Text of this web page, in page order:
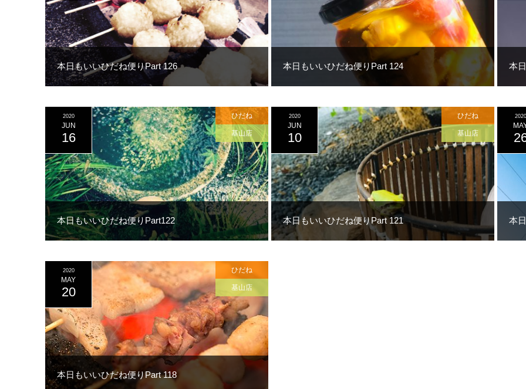
本日もいいひだね便りPart 126 本日もいいひだね便りPart 124 本
本日もいいひだね便りPart122
2020
JUN
16
ひだね
基山店
本日もいいひだね便りPart 121
2020
JUN
10
ひだね
基山店
本
2020
本日もいいひだね便りPart 118
2020
MAY
20
ひだね
基山店